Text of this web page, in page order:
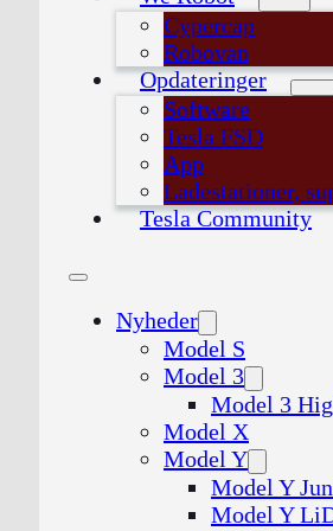
Cypercap
Robovan
Opdateringer
Software
Tesla FSD
App
Ladestationer,
Tesla Community
Nyheder
Model S
Model 3
Model 3
Model X
Model Y
Model Y
Model Y